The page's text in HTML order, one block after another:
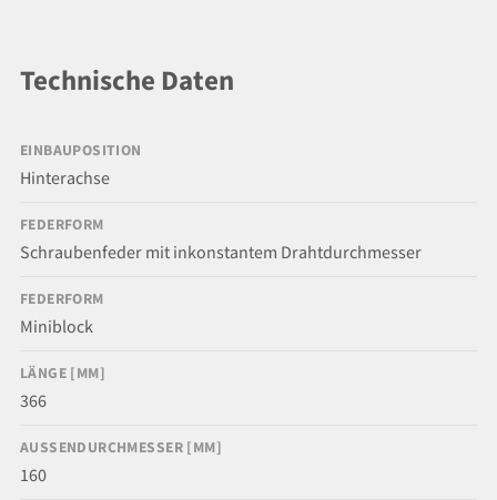
Technische Daten
EINBAUPOSITION
Hinterachse
FEDERFORM
Schraubenfeder mit inkonstantem Drahtdurchmesser
FEDERFORM
Miniblock
LÄNGE [MM]
366
AUSSENDURCHMESSER [MM]
160